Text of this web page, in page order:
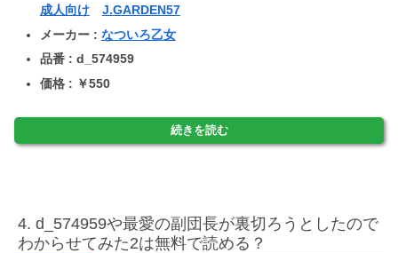
成人向け
J.GARDEN57
メーカー : なついろ乙女
品番 : d_574959
価格 : ￥550
続きを読む
d_574959や最愛の副団長が裏切ろうとしたので
わからせてみた2は無料で読める？